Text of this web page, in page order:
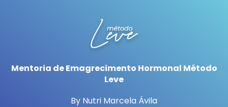
Mentoria de Emagrecimento Hormonal Método
Leve
By Nutri Marcela Ávila